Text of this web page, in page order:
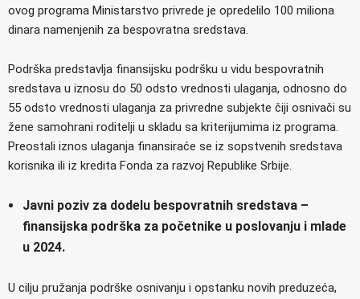
ovog programa Ministarstvo privrede je opredelilo 100 miliona
dinara namenjenih za bespovratna sredstava.
Podrška predstavlja finansijsku podršku u vidu bespovratnih
sredstava u iznosu do 50 odsto vrednosti ulaganja, odnosno do
55 odsto vrednosti ulaganja za privredne subjekte čiji osnivači su
žene samohrani roditelji u skladu sa kriterijumima iz programa.
Preostali iznos ulaganja finansiraće se iz sopstvenih sredstava
korisnika ili iz kredita Fonda za razvoj Republike Srbije.
Javni poziv za dodelu bespovratnih sredstava –
finansijska podrška za početnike u poslovanju i mlade
u 2024.
U cilju pružanja podrške osnivanju i opstanku novih preduzeća,